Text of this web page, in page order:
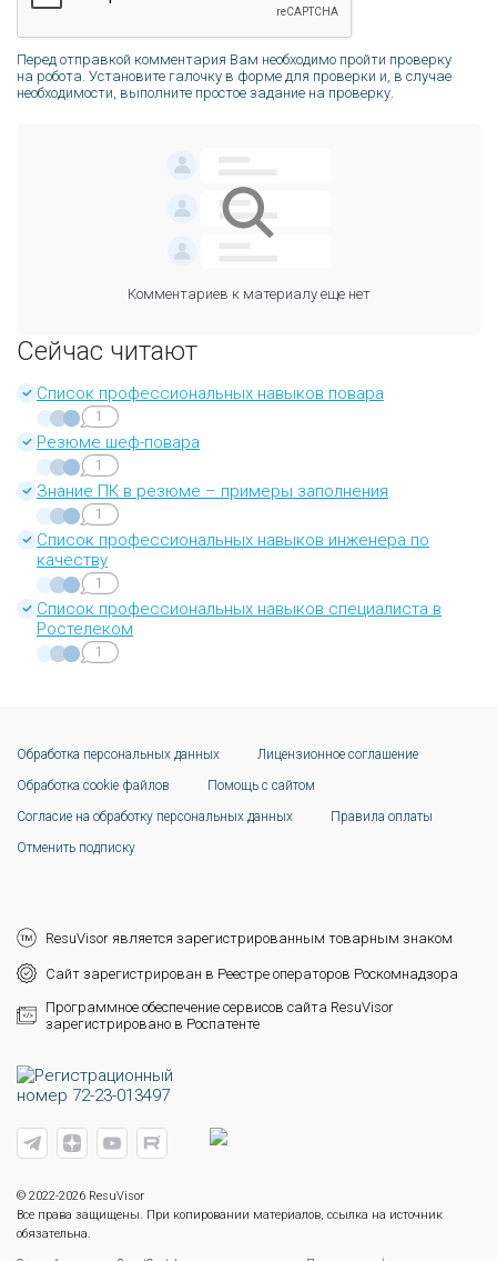
Перед отправкой комментария Вам необходимо пройти проверку
на робота. Установите галочку в форме для проверки и, в случае
необходимости, выполните простое задание на проверку.
Комментариев к материалу еще нет
Сейчас читают
Список профессиональных навыков повара
1
Резюме шеф-повара
1
Знание ПК в резюме – примеры заполнения
1
Список профессиональных навыков инженера по
качеству
1
Список профессиональных навыков специалиста в
Ростелеком
1
Обработка персональных данных
Лицензионное соглашение
Обработка cookie файлов
Помощь с сайтом
Согласие на обработку персональных данных
Правила оплаты
Отменить подписку
ResuVisor является зарегистрированным товарным знаком
Сайт зарегистрирован в Реестре операторов Роскомнадзора
Программное обеспечение сервисов сайта ResuVisor
зарегистрировано в Роспатенте
© 2022-2026 ResuVisor
Все права защищены. При копировании материалов, ссылка на источник
обязательна.